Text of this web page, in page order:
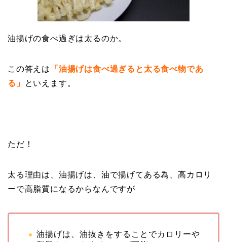
油揚げの食べ過ぎは太るのか。
この答えは
「油揚げは食べ過ぎると太る食べ物であ
る」
といえます。
ただ！
太る理由は、油揚げは、油で揚げてある為、高カロリ
ーで高脂質になるからなんですが
油揚げは、油抜きをすることでカロリーや